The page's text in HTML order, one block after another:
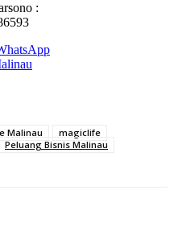
:
Malinau
magiclife
Peluang Bisnis Malinau